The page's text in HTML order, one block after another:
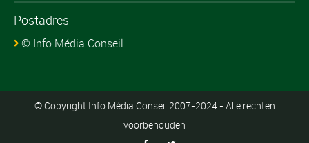
Postadres
© Info Média Conseil
© Copyright Info Média Conseil 2007-2024 - Alle rechten
voorbehouden